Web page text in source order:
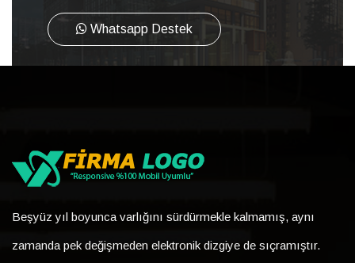
Whatsapp Destek
Beşyüz yıl boyunca varlığını sürdürmekle kalmamış, aynı
zamanda pek değişmeden elektronik dizgiye de sıçramıştır.